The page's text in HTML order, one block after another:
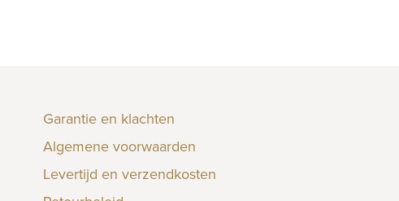
Garantie en klachten
Algemene voorwaarden
Levertijd en verzendkosten